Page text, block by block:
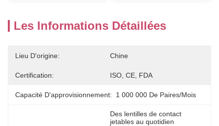
Les Informations Détaillées
Lieu D'origine: Chine
Certification: ISO, CE, FDA
Capacité D'approvisionnement: 1 000 000 De Paires/mois
Des lentilles de contact
jetables au quotidien